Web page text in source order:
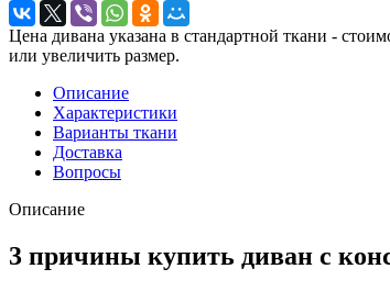
Цена дивана указана в стандартной ткани -
или увеличить размер.
Описание
Характеристики
Варианты ткани
Доставка
Вопросы
Описание
3 причины купить диван с